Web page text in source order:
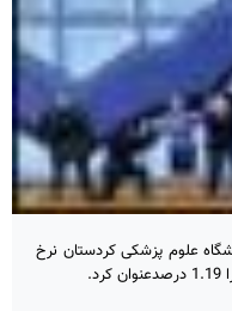
علوم پزشکی کردستان نرخ